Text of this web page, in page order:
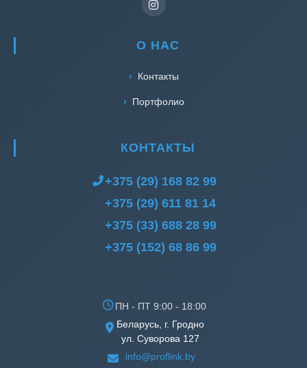
О НАС
Контакты
Портфолио
КОНТАКТЫ
+375 (29) 168 82 99
+375 (29) 611 81 14
+375 (33) 688 28 99
+375 (152) 68 86 99
ПН - ПТ 9:00 - 18:00
Беларусь, г. Гродно
ул. Суворова 127
info@proflink.by